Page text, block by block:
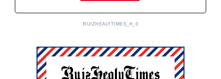
RUIZHEALYTIMES_H_0